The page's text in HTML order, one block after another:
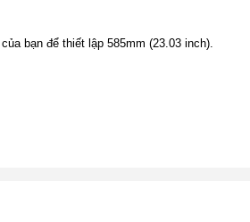
bạn để thiết lập 585mm (23.03 inch).